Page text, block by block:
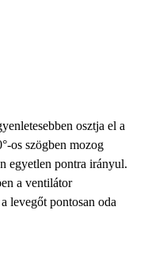
osztja el a
os szögben mozog
egyetlen pontra irányul.
a ventilátor
levegőt pontosan oda